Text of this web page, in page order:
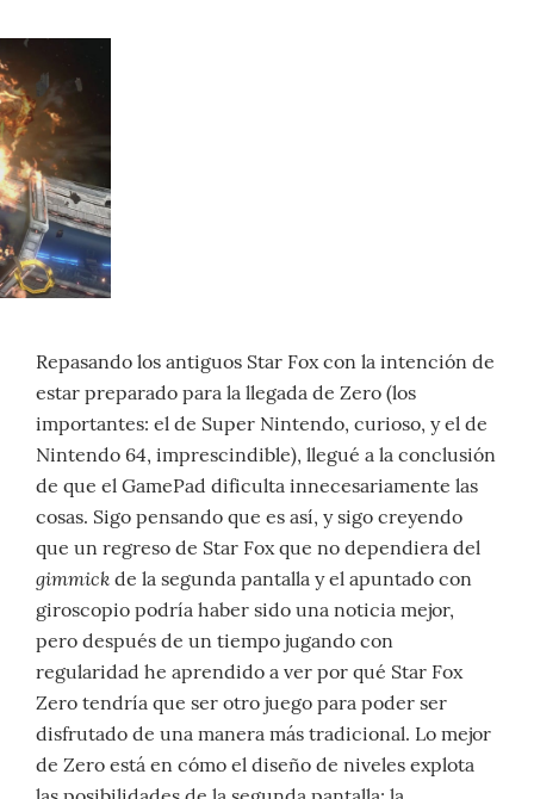
Repasando los antiguos Star Fox con la intención de
estar preparado para la llegada de Zero (los
importantes: el de Super Nintendo, curioso, y el de
Nintendo 64, imprescindible), llegué a la conclusión
de que el GamePad dificulta innecesariamente las
cosas. Sigo pensando que es así, y sigo creyendo
que un regreso de Star Fox que no dependiera del
gimmick de la segunda pantalla y el apuntado con
giroscopio podría haber sido una noticia mejor,
pero después de un tiempo jugando con
regularidad he aprendido a ver por qué Star Fox
Zero tendría que ser otro juego para poder ser
disfrutado de una manera más tradicional. Lo mejor
de Zero está en cómo el diseño de niveles explota